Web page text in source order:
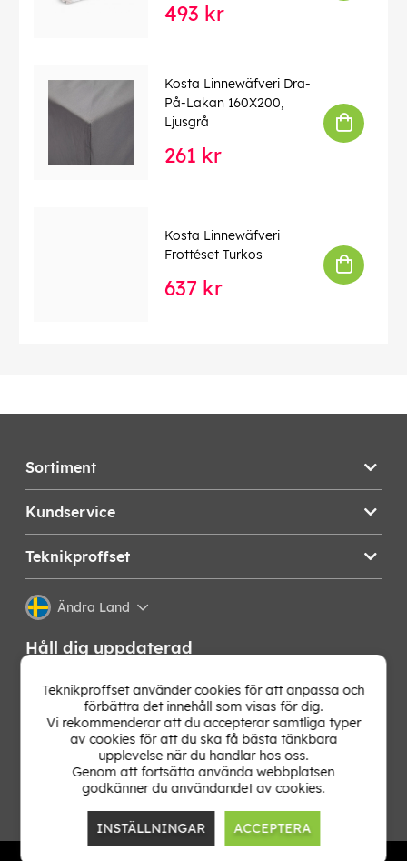
493 kr
Kosta Linnewäfveri Dra-
På-Lakan 160X200,
Ljusgrå
261 kr
Kosta Linnewäfveri
Frottéset Turkos
637 kr
Sortiment
Kundservice
Teknikproffset
Ändra Land
Håll dig uppdaterad
Få de senaste nyheterna, hetaste erbjudandena och
bästa tipsen från oss direkt i din mejlkorg. Signa upp på
vårt nyhetsbrev!
Teknikproffset använder cookies för att anpassa och
förbättra det innehåll som visas för dig.
Vi rekommenderar att du accepterar samtliga typer
av cookies för att du ska få bästa tänkbara
upplevelse när du handlar hos oss.
Genom att fortsätta använda webbplatsen
godkänner du användandet av cookies.
INSTÄLLNINGAR ACCEPTERA